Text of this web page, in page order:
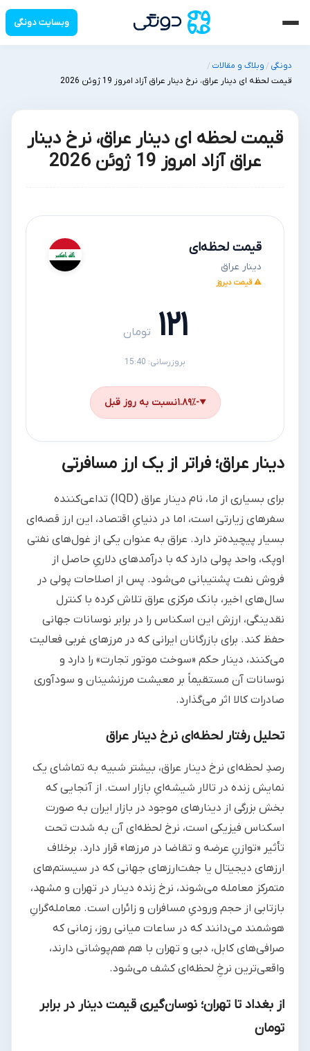
وبسایت دونگی
دونگی /وبلاگ و مقالات /
قیمت لحظه ای دینار عراق، نرخ دینار عراق آزاد امروز 19 ژوئن 2026
قیمت لحظه ای دینار عراق، نرخ دینار
عراق آزاد امروز 19 ژوئن 2026
قیمت لحظه‌ای
دینار عراق
⚠ قیمت دیروز
۱۲۱ تومان
بروزرسانی: 15:40
▼-۱.۸۹٪ نسبت به روز قبل
دینار عراق؛ فراتر از یک ارز مسافرتی
برای بسیاری از ما، نام دینار عراق (IQD) تداعی‌کننده
سفرهای زیارتی است، اما در دنیایِ اقتصاد، این ارز قصه‌ای
بسیار پیچیده‌تر دارد. عراق به عنوان یکی از غول‌های نفتی
اوپک، واحد پولی دارد که با درآمدهای دلاریِ حاصل از
فروش نفت پشتیبانی می‌شود. پس از اصلاحات پولی در
سال‌های اخیر، بانک مرکزی عراق تلاش کرده با کنترل
نقدینگی، ارزش این اسکناس را در برابر نوسانات جهانی
حفظ کند. برای بازرگانان ایرانی که در مرزهای غربی فعالیت
می‌کنند، دینار حکم «سوخت موتور تجارت» را دارد و
نوسانات آن مستقیماً بر معیشت مرزنشینان و سودآوری
صادرات کالا اثر می‌گذارد.
تحلیل رفتار لحظه‌ای نرخ دینار عراق
رصدِ لحظه‌ای نرخ دینار عراق، بیشتر شبیه به تماشای یک
نمایش زنده در تالار شیشه‌ایِ بازار است. از آنجایی که
بخش بزرگی از دینارهای موجود در بازار ایران به صورت
اسکناس فیزیکی است، نرخ لحظه‌ای آن به شدت تحت
تأثیر «توازنِ عرضه و تقاضا در مرزها» قرار دارد. برخلاف
ارزهای دیجیتال یا جفت‌ارزهای جهانی که در سیستم‌های
متمرکز معامله می‌شوند، نرخ زنده دینار در تهران و مشهد،
بازتابی از حجم ورودیِ مسافران و زائران است. معامله‌گرانِ
هوشمند می‌دانند که در ساعات میانی روز، زمانی که
صرافی‌های کابل، دبی و تهران با هم هم‌پوشانی دارند،
واقعی‌ترین نرخِ لحظه‌ای کشف می‌شود.
از بغداد تا تهران؛ نوسان‌گیری قیمت دینار در برابر
تومان